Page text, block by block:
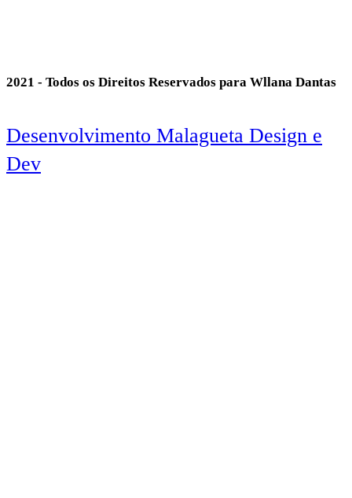
2021 - Todos os Direitos Reservados para Wllana Dantas
Desenvolvimento Malagueta Design e
Dev